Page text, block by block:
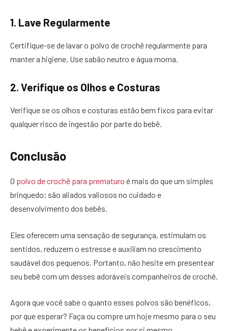
1. Lave Regularmente
Certifique-se de lavar o polvo de crochê regularmente para
manter a higiene. Use sabão neutro e água morna.
2. Verifique os Olhos e Costuras
Verifique se os olhos e costuras estão bem fixos para evitar
qualquer risco de ingestão por parte do bebê.
Conclusão
O polvo de crochê para prematuro é mais do que um simples
brinquedo; são aliados valiosos no cuidado e
desenvolvimento dos bebês.
Eles oferecem uma sensação de segurança, estimulam os
sentidos, reduzem o estresse e auxiliam no crescimento
saudável dos pequenos. Portanto, não hesite em presentear
seu bebê com um desses adoráveis companheiros de crochê.
Agora que você sabe o quanto esses polvos são benéficos,
por que esperar? Faça ou compre um hoje mesmo para o seu